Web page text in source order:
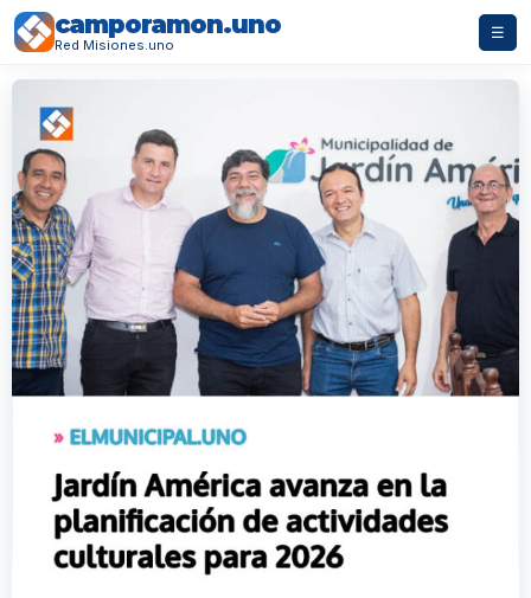
camporamon.uno
Red Misiones.uno
☰